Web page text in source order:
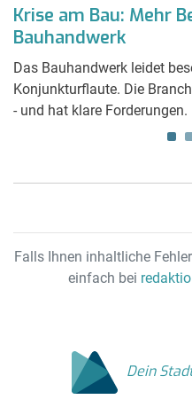
Krise am Bau: Mehr
Bauhandwerk
Das Bauhandwerk leidet
Konjunkturflaute. Die
- und hat klare Forderungen.
Falls Ihnen inhaltliche
einfach bei
Dein